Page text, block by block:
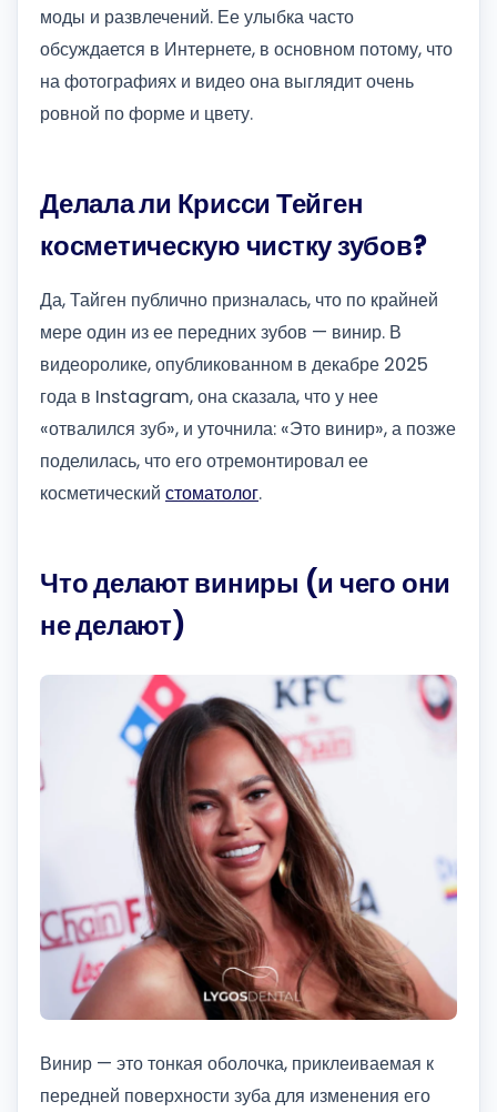
моды и развлечений. Ее улыбка часто
обсуждается в Интернете, в основном потому, что
на фотографиях и видео она выглядит очень
ровной по форме и цвету.
Делала ли Крисси Тейген
косметическую чистку зубов?
Да, Тайген публично призналась, что по крайней
мере один из ее передних зубов — винир. В
видеоролике, опубликованном в декабре 2025
года в Instagram, она сказала, что у нее
«отвалился зуб», и уточнила: «Это винир», а позже
поделилась, что его отремонтировал ее
косметический стоматолог.
Что делают виниры (и чего они
не делают)
Винир — это тонкая оболочка, приклеиваемая к
передней поверхности зуба для изменения его